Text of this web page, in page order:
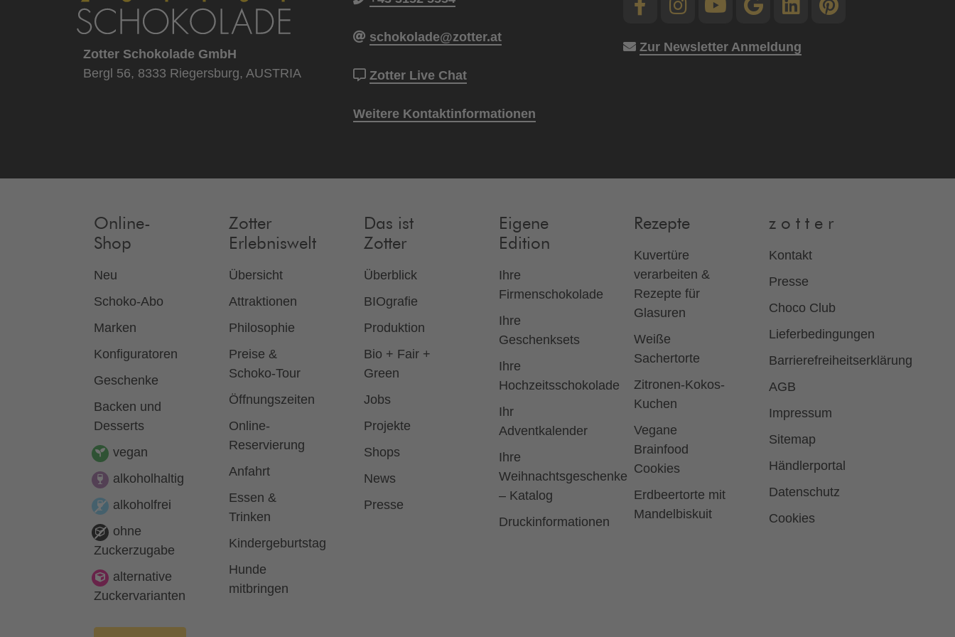
Zotter Schokolade GmbH
Bergl 56, 8333 Riegersburg, AUSTRIA
schokolade@zotter.at
Zotter Live Chat
Weitere Kontaktinformationen
Zur Newsletter Anmeldung
Online-
Shop
Neu
Schoko-Abo
Marken
Konfiguratoren
Geschenke
Backen und
Desserts
vegan
alkoholhaltig
alkoholfrei
ohne
Zuckerzugabe
alternative
Zuckervarianten
Zotter
Erlebniswelt
Übersicht
Attraktionen
Philosophie
Preise &
Schoko-Tour
Öffnungszeiten
Online-
Reservierung
Anfahrt
Essen &
Trinken
Kindergeburtstag
Hunde
mitbringen
Das ist
Zotter
Überblick
BIOgrafie
Produktion
Bio + Fair +
Green
Jobs
Projekte
Shops
News
Presse
Eigene
Edition
Ihre
Firmenschokolade
Ihre
Geschenksets
Ihre
Hochzeitsschokolade
Ihr
Adventkalender
Ihre
Weihnachtsgeschenke
– Katalog
Druckinformationen
Rezepte
Kuvertüre
verarbeiten &
Rezepte für
Glasuren
Weiße
Sachertorte
Zitronen-Kokos-
Kuchen
Vegane
Brainfood
Cookies
Erdbeertorte mit
Mandelbiskuit
z o t t e r
Kontakt
Presse
Choco Club
Lieferbedingungen
Barrierefreiheitserklärung
AGB
Impressum
Sitemap
Händlerportal
Datenschutz
Cookies